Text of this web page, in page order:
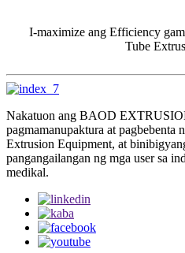
I-maximize ang Efficiency
Tube
Nakatuon ang BAOD
pagmamanupaktura at pagbebenta
Extrusion Equipment, at
pangangailangan ng mga user sa
medikal.